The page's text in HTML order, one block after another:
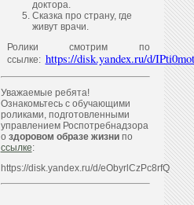
доктора.
Сказка про страну, где
живут врачи.
Ролики смотрим по
ссылке: https://disk.yandex.ru/d/
Уважаемые ребята!
Ознакомьтесь с обучающими
роликами, подготовленными
управлением Роспотребнадзора
о здоровом образе жизнипо
ссылке:
https://disk.yandex.ru/d/eObyrlCzPc8rfQ